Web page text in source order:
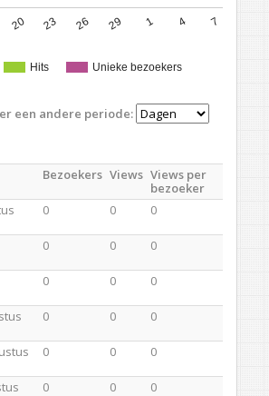
Hits Unieke bezoekers
7
4
1
29
26
23
20
een andere periode:
Bezoekers Views Views per
bezoeker
0 0 0
0 0 0
0 0 0
0 0 0
0 0 0
0 0 0